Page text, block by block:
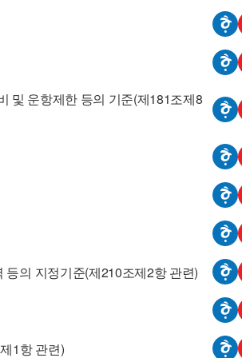
및 운항제한 등의 기준(제181조제8
의 지정기준(제210조제2항 관련)
1항 관련)